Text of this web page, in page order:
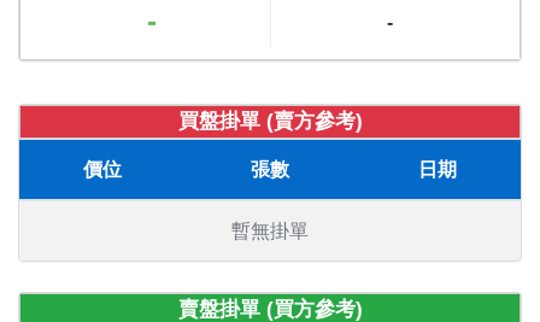
- -
買盤掛單 (賣方參考)
價位 張數 日期
暫無掛單
賣盤掛單 (買方參考)